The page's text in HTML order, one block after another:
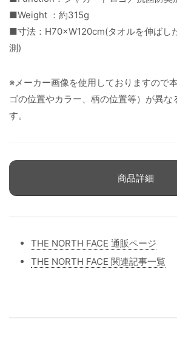
■Weight ：約315g
■寸法：H70×W120cm(タオルを伸ばし
測)
※メーカー画像を使用しておりますので
ゴの位置やカラー、柄の位置等）が異な
す。
商品詳細
THE NORTH FACE 通販ページ
THE NORTH FACE 関連記事一覧